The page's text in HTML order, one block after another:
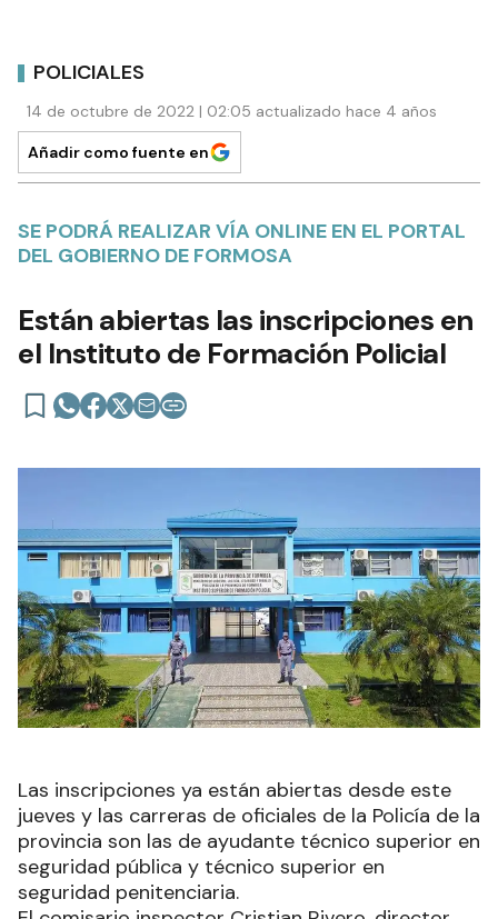
POLICIALES
14 de octubre de 2022 | 02:05 actualizado hace 4 años
Añadir como fuente en
SE PODRÁ REALIZAR VÍA ONLINE EN EL PORTAL
DEL GOBIERNO DE FORMOSA
Están abiertas las inscripciones en
el Instituto de Formación Policial
Las inscripciones ya están abiertas desde este
jueves y las carreras de oficiales de la Policía de la
provincia son las de ayudante técnico superior en
seguridad pública y técnico superior en
seguridad penitenciaria.